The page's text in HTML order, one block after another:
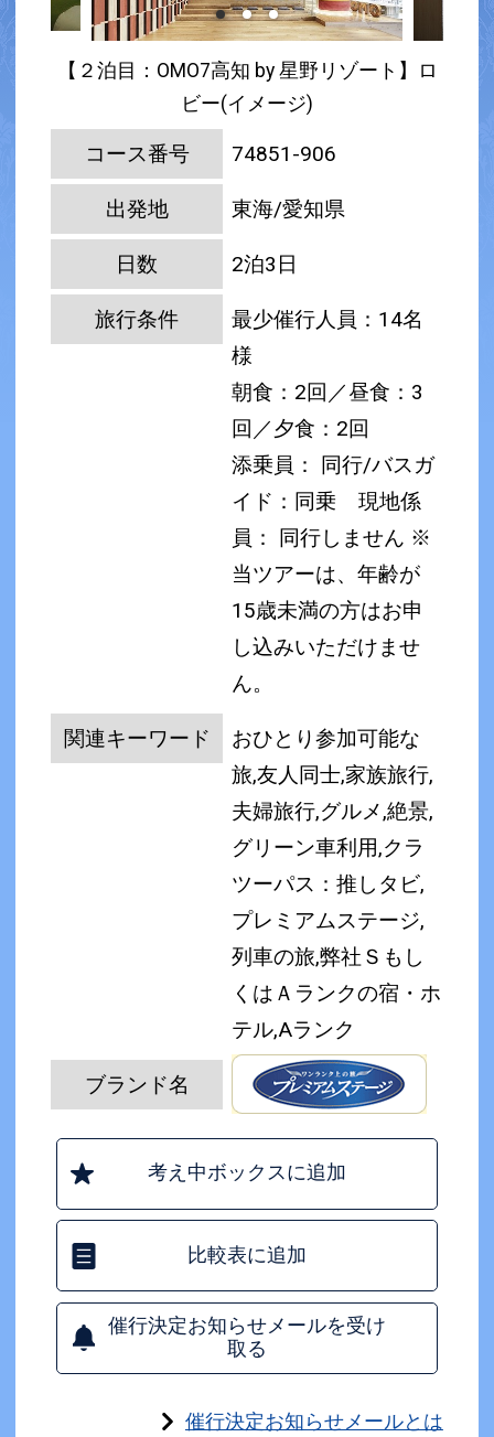
【２泊目：OMO7高知 by 星野リゾート】ロ
ビー(イメージ)
コース番号 74851-906
出発地 東海/愛知県
日数 2泊3日
旅行条件
最少催行人員：14名
様
朝食：2回／昼食：3
回／夕食：2回
添乗員： 同行/バスガ
イド：同乗
現地係
員： 同行しません ※
当ツアーは、年齢が
15歳未満の方はお申
し込みいただけませ
ん。
関連キーワード
おひとり参加可能な
旅,友人同士,家族旅行,
夫婦旅行,グルメ,絶景,
グリーン車利用,クラ
ツーパス：推しタビ,
プレミアムステージ,
列車の旅,弊社Ｓもし
くはＡランクの宿・ホ
テル,Aランク
ブランド名
考え中ボックスに追加
比較表に追加
催行決定お知らせメールを受け
取る
催行決定お知らせメールとは